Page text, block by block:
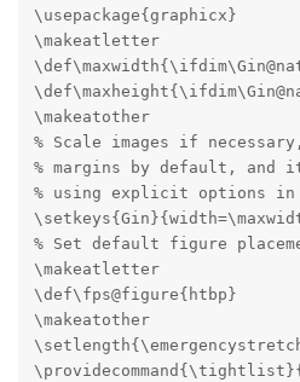
\usepackage{graphicx}
\makeatletter
\makeatother
% Scale images if
% margins by default,
% using explicit options
% Set default figure
\makeatletter
\def\fps@figure{htbp}
\makeatother